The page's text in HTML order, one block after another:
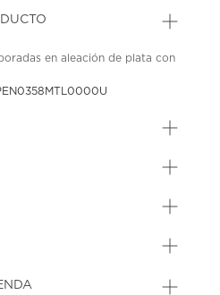
en aleación de plata con